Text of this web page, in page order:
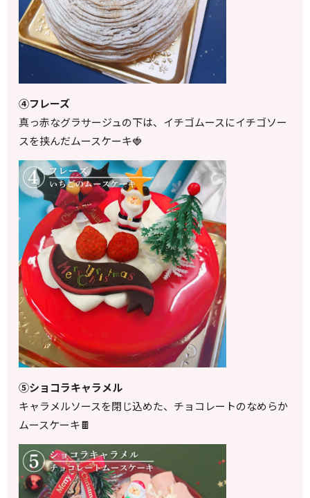
④フレーズ
真っ赤なグラサージュの下は、イチゴムースにイチゴソー
スを挟んだムースケーキ🍓
⑤ショコラキャラメル
キャラメルソースを閉じ込めた、チョコレートのなめらか
ムースケーキ🍫